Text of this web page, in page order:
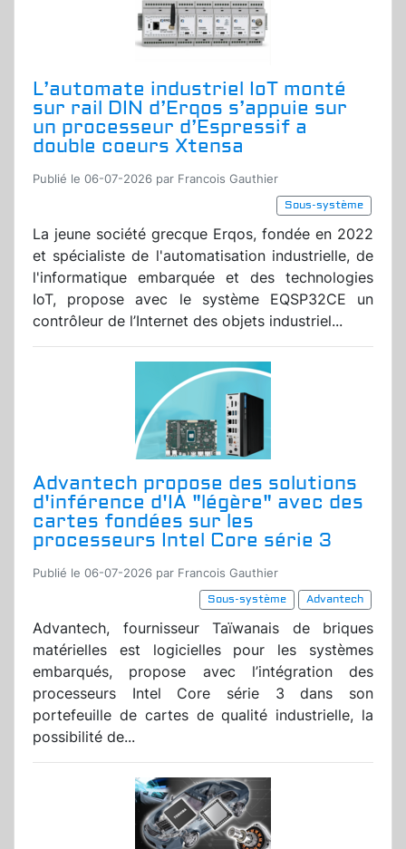
L’automate industriel IoT monté
sur rail DIN d’Erqos s’appuie sur
un processeur d’Espressif a
double coeurs Xtensa
Publié le 06-07-2026 par Francois Gauthier
Sous-système
La jeune société grecque Erqos, fondée en 2022
et spécialiste de l'automatisation industrielle, de
l'informatique embarquée et des technologies
IoT, propose avec le système EQSP32CE un
contrôleur de l’Internet des objets industriel...
Advantech propose des solutions
d'inférence d'IA "légère" avec des
cartes fondées sur les
processeurs Intel Core série 3
Publié le 06-07-2026 par Francois Gauthier
Sous-système
Advantech
Advantech, fournisseur Taïwanais de briques
matérielles est logicielles pour les systèmes
embarqués, propose avec l’intégration des
processeurs Intel Core série 3 dans son
portefeuille de cartes de qualité industrielle, la
possibilité de...